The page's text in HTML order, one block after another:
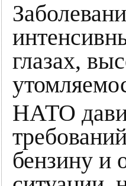
глазах,
НАТО
бензину и